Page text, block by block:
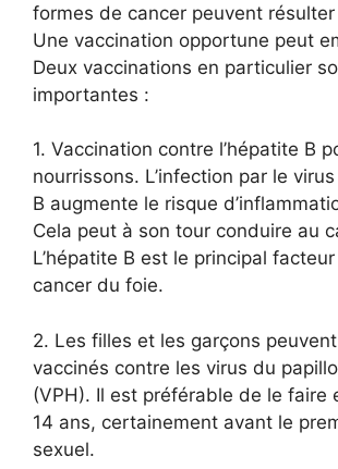
formes de cancer peuvent résulter
Une vaccination opportune peut
Deux vaccinations en particulier
importantes :
1. Vaccination contre l’hépatite B
nourrissons. L’infection par le
B augmente le risque
Cela peut à son tour conduire au
L’hépatite B est le principal
cancer du foie.
2. Les filles et les garçons
vaccinés contre les virus du
(VPH). Il est préférable de le faire
14 ans, certainement avant le
sexuel.